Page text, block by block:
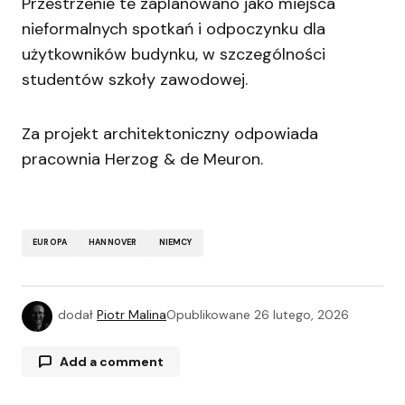
nieformalnych spotkań i odpoczynku dla
użytkowników budynku, w szczególności
studentów szkoły zawodowej.
Za projekt architektoniczny odpowiada
pracownia Herzog & de Meuron.
EUROPA HANNOVER NIEMCY
dodał Piotr MalinaOpublikowane 26 lutego, 2026
Add a comment